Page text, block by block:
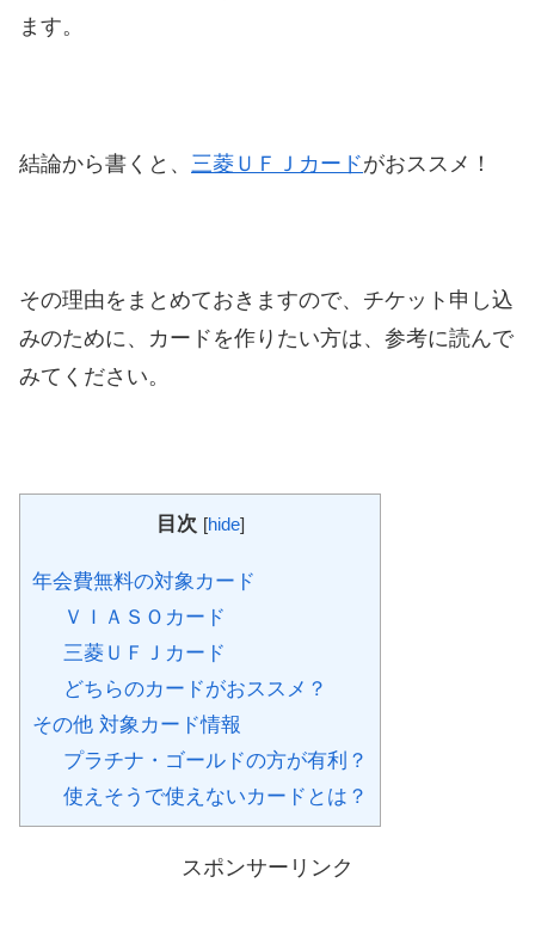
ます。
結論から書くと、 三菱ＵＦＪカードがおススメ！
その理由をまとめておきますので、チケット申し込
みのために、カードを作りたい方は、参考に読んで
みてください。
目次 [hide]
年会費無料の対象カード
ＶＩＡＳＯカード
三菱ＵＦＪカード
どちらのカードがおススメ？
その他 対象カード情報
プラチナ・ゴールドの方が有利？
使えそうで使えないカードとは？
スポンサーリンク